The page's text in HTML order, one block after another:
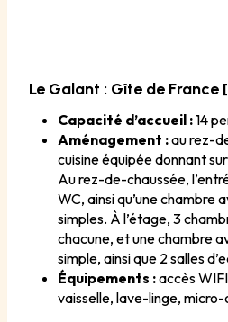
Le Galant : Gîte de France
Capacité d’accueil :14
Aménagement :au rez-
cuisine équipée donnant
Au rez-de-chaussée,
WC, ainsi qu’une chambre
simples. À l’étage, 3
chacune, et une chambre
simple, ainsi que 2 salles
Équipements :accès
vaisselle, lave-linge, micro-